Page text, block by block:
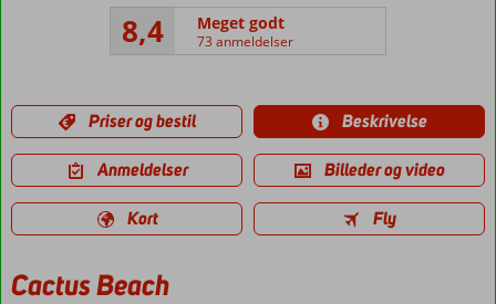
8,4 Meget godt
73 anmeldelser
Priser og bestil Beskrivelse
Anmeldelser Billeder og video
Kort Fly
Cactus Beach